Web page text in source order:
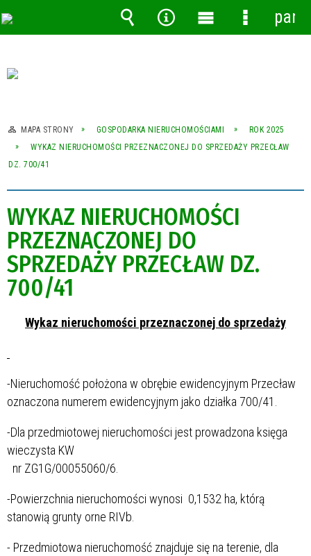
MAPA STRONY GOSPODARKA NIERUCHOMOŚCIAMI
ROK 2025
WYKAZ NIERUCHOMOŚCI PRZEZNACZONEJ DO SPRZEDAŻY PRZECŁAW
DZ. 700/41
WYKAZ NIERUCHOMOŚCI
PRZEZNACZONEJ DO
SPRZEDAŻY PRZECŁAW DZ.
700/41
Wykaz nieruchomości przeznaczonej do sprzedaży
-Nieruchomość położona w obrębie ewidencyjnym Przecław
oznaczona numerem ewidencyjnym jako działka 700/41.
-Dla przedmiotowej nieruchomości jest prowadzona księga
wieczysta KW
nr ZG1G/00055060/6.
-Powierzchnia nieruchomości wynosi 0,1532 ha, którą
stanowią grunty orne RIVb.
- Przedmiotowa nieruchomość znajduje się na terenie, dla
Wyszukiwarka
Narzędzia
MenuMenu